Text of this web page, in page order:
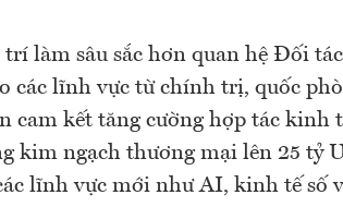
làm sâu sắc hơn quan hệ Đối
các lĩnh vực từ chính trị, quốc
cam kết tăng cường hợp tác kinh
kim ngạch thương mại lên 25 tỷ
lĩnh vực mới như AI, kinh tế số